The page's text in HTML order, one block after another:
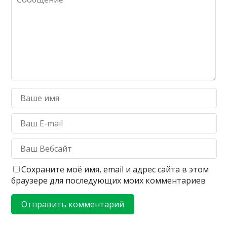
Сохраните моё имя, email и адрес сайта в этом
браузере для последующих моих комментариев